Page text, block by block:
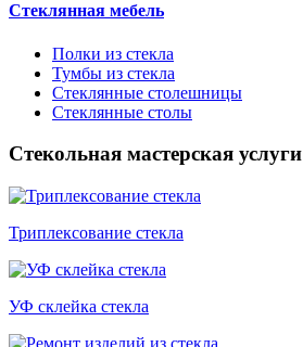
Стеклянная мебель
Полки из стекла
Тумбы из стекла
Стеклянные столешницы
Стеклянные столы
Стекольная мастерская услуги
Триплексование стекла
УФ склейка стекла